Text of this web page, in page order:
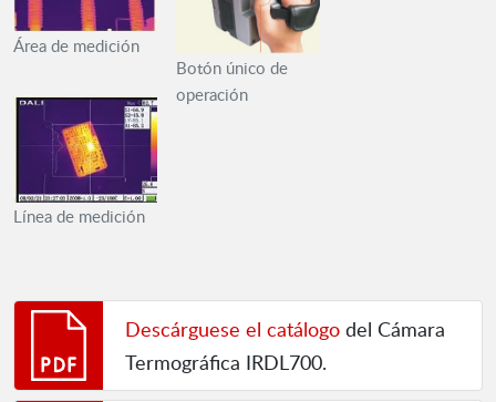
Área de medición
Línea de medición
Botón único de
operación
Descárguese el catálogo del Cámara
Termográfica IRDL700.